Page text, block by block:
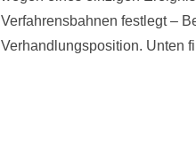
Verfahrensbahnen festlegt –
Verhandlungsposition. Unten